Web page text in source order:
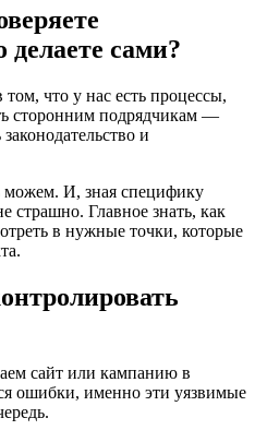
сами?
что у нас есть процессы,
сторонним подрядчикам —
и
можем. И, зная специфику
страшно. Главное знать, как
в нужные точки, которые
сайт или кампанию в
ошибки, именно эти уязвимые